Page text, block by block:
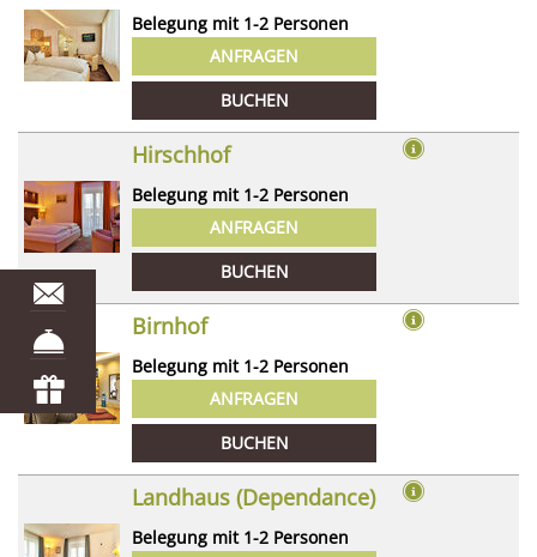
Belegung mit 1-2 Personen
ANFRAGEN
BUCHEN
Hirschhof
Belegung mit 1-2 Personen
ANFRAGEN
BUCHEN
Birnhof
Belegung mit 1-2 Personen
ANFRAGEN
BUCHEN
Landhaus (Dependance)
Belegung mit 1-2 Personen